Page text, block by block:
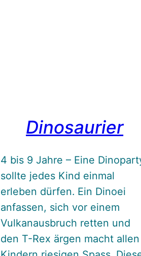
Dinosaurier
4 bis 9 Jahre – Eine
sollte jedes Kind einmal
erleben dürfen. Ein Dinoei
anfassen, sich vor einem
Vulkanausbruch retten und
den T-Rex ärgen macht allen